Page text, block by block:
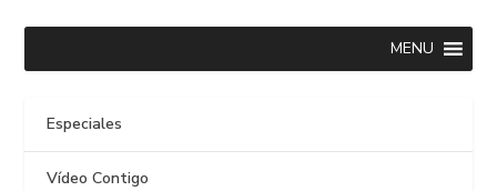
MENU
Especiales
Vídeo Contigo